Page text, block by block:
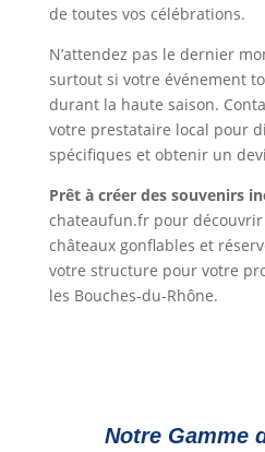
de toutes vos célébrations.
N’attendez pas le dernier
surtout si votre événement
durant la haute saison.
votre prestataire local pour
spécifiques et obtenir un
Prêt à créer des souvenirs
chateaufun.fr pour
châteaux gonflables et
votre structure pour votre
les Bouches-du-Rhône.
Notre Gamme